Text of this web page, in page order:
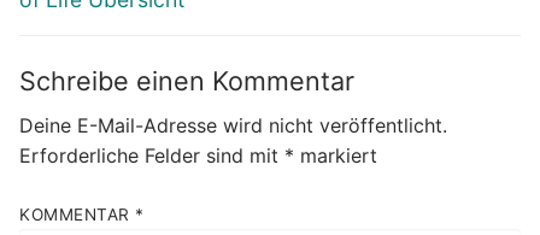
Schreibe einen Kommentar
Deine E-Mail-Adresse wird nicht veröffentlicht.
Erforderliche Felder sind mit * markiert
KOMMENTAR *